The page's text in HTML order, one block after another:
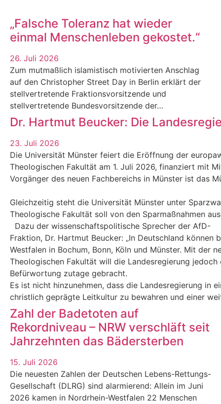
„Falsche Toleranz hat wieder
einmal Menschenleben gekostet.“
26. Juli 2026
Zum mutmaßlich islamistisch motivierten Anschlag
auf den Christopher Street Day in Berlin erklärt der
stellvertretende Fraktionsvorsitzende und
stellvertretende Bundesvorsitzende der…
Dr. Hartmut Beucker: Die
23. Juli 2026
Die Universität Münster feiert die Eröffnung der
Theologischen Fakultät am 1. Juli 2026, finanziert mit
Vorgänger des neuen Fachbereichs in Münster ist das
Gleichzeitig steht die Universität Münster unter
Theologische Fakultät soll von den Sparmaßnahmen
Dazu der wissenschaftspolitische Sprecher der AfD-
Fraktion, Dr. Hartmut Beucker: „In Deutschland
Westfalen in Bochum, Bonn, Köln und Münster. Mit der
Theologischen Fakultät will die Landesregierung
Befürwortung zutage gebracht.
Es ist nicht hinzunehmen, dass die Landesregierung in
christlich geprägte Leitkultur zu bewahren und einer
Zahl der Badetoten auf
Rekordniveau – NRW verschläft seit
Jahrzehnten das Bädersterben
15. Juli 2026
Die neuesten Zahlen der Deutschen Lebens-Rettungs-
Gesellschaft (DLRG) sind alarmierend: Allein im Juni
2026 kamen in Nordrhein-Westfalen 22 Menschen